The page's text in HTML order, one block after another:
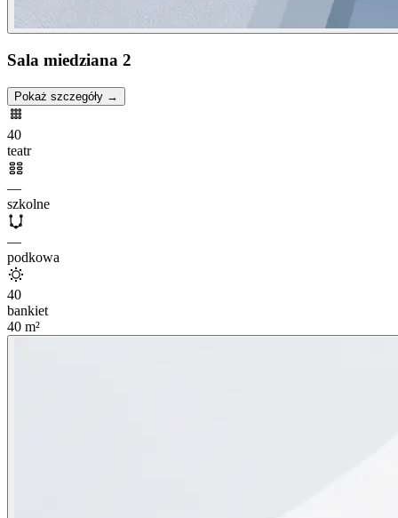
Sala miedziana 2
Pokaż szczegóły →
40
teatr
—
szkolne
—
podkowa
40
bankiet
40 m²